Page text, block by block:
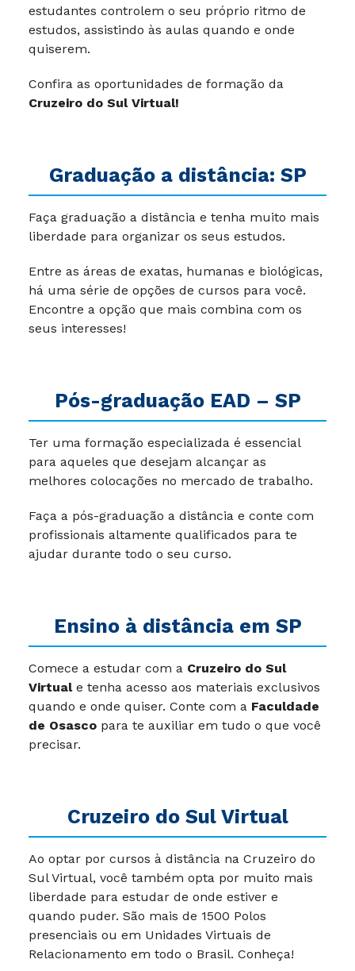
estudantes controlem o seu próprio ritmo de
estudos, assistindo às aulas quando e onde
quiserem.
Confira as oportunidades de formação da
Cruzeiro do Sul Virtual!
Graduação a distância: SP
Faça graduação a distância e tenha muito mais
liberdade para organizar os seus estudos.
Entre as áreas de exatas, humanas e biológicas,
há uma série de opções de cursos para você.
Encontre a opção que mais combina com os
seus interesses!
Pós-graduação EAD – SP
Ter uma formação especializada é essencial
para aqueles que desejam alcançar as
melhores colocações no mercado de trabalho.
Faça a pós-graduação a distância e conte com
profissionais altamente qualificados para te
ajudar durante todo o seu curso.
Ensino à distância em SP
Comece a estudar com a Cruzeiro do Sul
Virtuale tenha acesso aos materiais exclusivos
quando e onde quiser. Conte com a Faculdade
de Osasco para te auxiliar em tudo o que você
precisar.
Cruzeiro do Sul Virtual
Ao optar por cursos à distância na Cruzeiro do
Sul Virtual, você também opta por muito mais
liberdade para estudar de onde estiver e
quando puder. São mais de 1500 Polos
presenciais ou em Unidades Virtuais de
Relacionamento em todo o Brasil. Conheça!